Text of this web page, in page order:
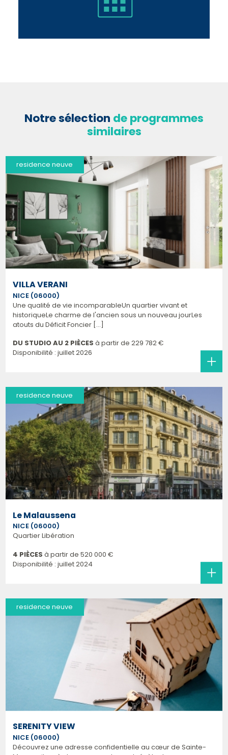
Notre sélection de programmes
similaires
residence neuve
VILLA VERANI
NICE (06000)
Une qualité de vie incomparableUn quartier vivant et
historiqueLe charme de l'ancien sous un nouveau jourLes
atouts du Déficit Foncier [...]
DU STUDIO AU 2 PIÈCES à partir de 229 782 €
Disponibilité : juillet 2026
residence neuve
Le Malaussena
NICE (06000)
Quartier Libération
4 PIÈCES à partir de 520 000 €
Disponibilité : juillet 2024
residence neuve
SERENITY VIEW
NICE (06000)
Découvrez une adresse confidentielle au cœur de Sainte-